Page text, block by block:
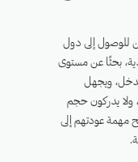
للوصول إلى دول
بحثًا عن مستوى
ويجهل
ولا يدركون حجم
مهمة عودتهم إلى